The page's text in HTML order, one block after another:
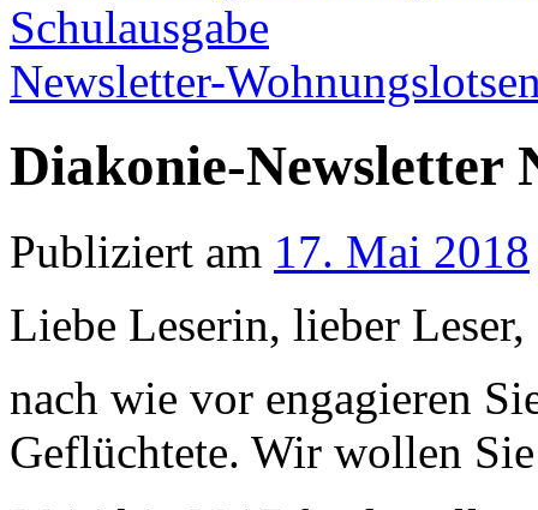
Schulausgabe
Newsletter-
Diakonie-Newsletter
Publiziert am 17. Mai 2018
Liebe Leserin, lieber Leser,
nach wie vor engagieren
Geflüchtete. Wir wollen